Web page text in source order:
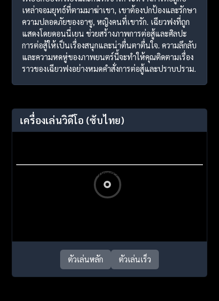
เหล่าจอมยุทธ์ที่ตามมาฆ่าเขา, เขาต้องปกป้องและรักษา
ความปลอดภัยของอาซู, หญิงคนที่เขารัก. เฉียวฟงที่ถูก
แสดงโดยดอนนี่เยน ช่วยสร้างภาพการต่อสู้และศิลปะ
การต่อสู้ให้เป็นเรื่องสนุกและน่าตื่นตาตื่นใจ. ความลึกลับ
และความหดหู่ของภาพยนตร์นี้จะทำให้คุณติดตามเรื่อง
ราวของเฉียวฟงอย่างหมดคำสั่งการต่อสู้และปราบปราม.
เครื่องเล่นวิดีโอ (ซับไทย)
ตัวเล่นหลัก ตัวเล่นเร็ว